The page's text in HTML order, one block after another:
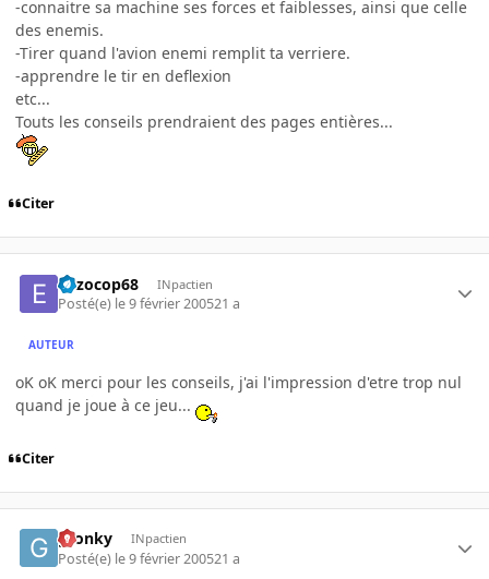
-connaitre sa machine ses forces et faiblesses, ainsi que celle
des enemis.
-Tirer quand l'avion enemi remplit ta verriere.
-apprendre le tir en deflexion
etc...
Touts les conseils prendraient des pages entières...
Citer
enzocop68 INpactien
Posté(e) le 9 février 200521 a
AUTEUR
oK oK merci pour les conseils, j'ai l'impression d'etre trop nul
quand je joue à ce jeu...
Citer
gronky INpactien
Posté(e) le 9 février 200521 a